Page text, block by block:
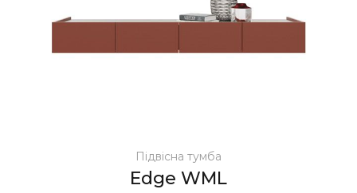
Підвісна тумба
Edge WML